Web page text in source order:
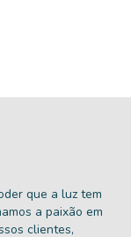
que a luz tem
a paixão em
clientes,